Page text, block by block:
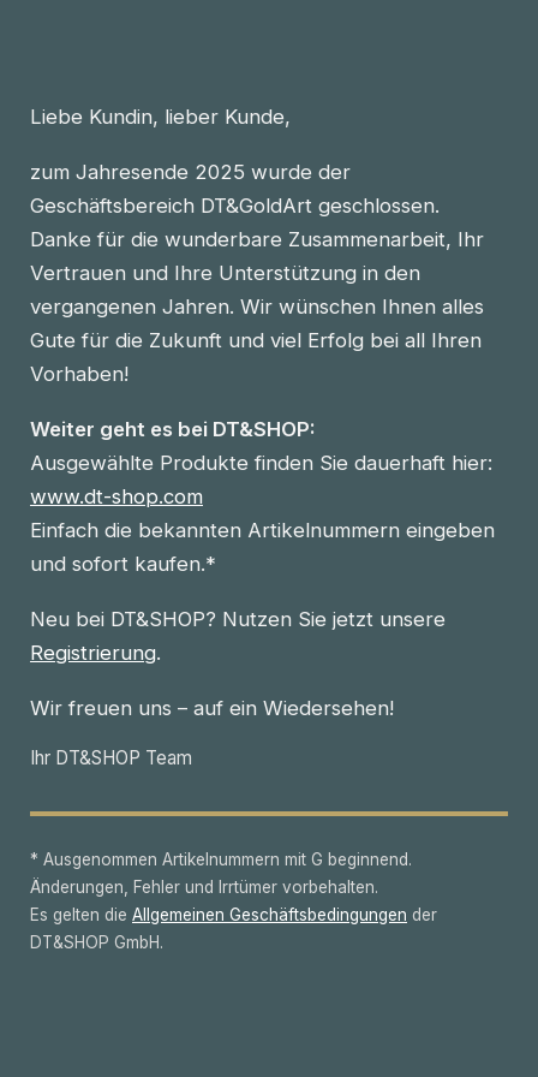
Liebe Kundin, lieber Kunde,
zum Jahresende 2025 wurde der
Geschäftsbereich DT&GoldArt geschlossen.
Danke für die wunderbare Zusammenarbeit, Ihr
Vertrauen und Ihre Unterstützung in den
vergangenen Jahren. Wir wünschen Ihnen alles
Gute für die Zukunft und viel Erfolg bei all Ihren
Vorhaben!
Weiter geht es bei DT&SHOP:
Ausgewählte Produkte finden Sie dauerhaft hier:
www.dt-shop.com
Einfach die bekannten Artikelnummern eingeben
und sofort kaufen.*
Neu bei DT&SHOP? Nutzen Sie jetzt unsere
Registrierung.
Wir freuen uns – auf ein Wiedersehen!
Ihr DT&SHOP Team
* Ausgenommen Artikelnummern mit G beginnend.
Änderungen, Fehler und Irrtümer vorbehalten.
Es gelten die Allgemeinen Geschäftsbedingungen der
DT&SHOP GmbH.